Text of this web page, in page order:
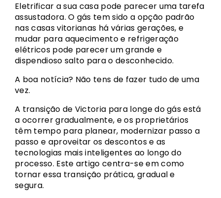
Eletrificar a sua casa pode parecer uma tarefa
assustadora. O gás tem sido a opção padrão
nas casas vitorianas há várias gerações, e
mudar para aquecimento e refrigeração
elétricos pode parecer um grande e
dispendioso salto para o desconhecido.
A boa notícia? Não tens de fazer tudo de uma
vez.
A transição de Victoria para longe do gás está
a ocorrer gradualmente, e os proprietários
têm tempo para planear, modernizar passo a
passo e aproveitar os descontos e as
tecnologias mais inteligentes ao longo do
processo. Este artigo centra-se em como
tornar essa transição prática, gradual e
segura.